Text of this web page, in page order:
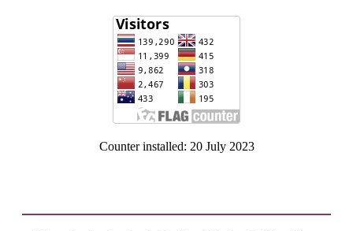
Counter installed: 20 July 2023